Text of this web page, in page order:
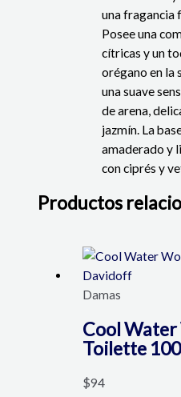
una fragancia
Posee una
cítricas y un
orégano en la
una suave
de arena,
jazmín. La
amaderado y
con ciprés y
Productos
Damas
Cool Water
Toilette
$94